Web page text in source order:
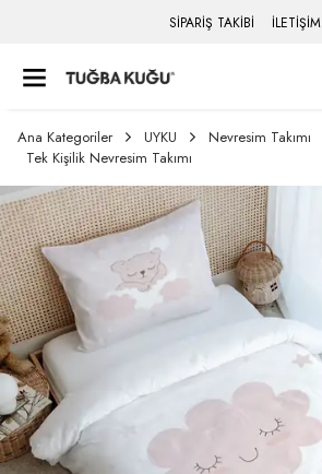
SİPARİŞ TAKİBİ İLETİŞİM
Ana Kategoriler UYKU
Nevresim Takımı
Tek Kişilik Nevresim Takımı